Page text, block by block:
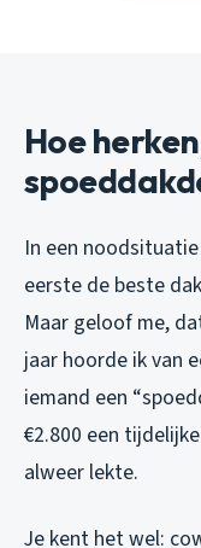
Hoe
In een
eerste de beste
Maar geloof me,
jaar hoorde ik van
iemand een
€2.800 een
alweer lekte.
Je kent het wel: